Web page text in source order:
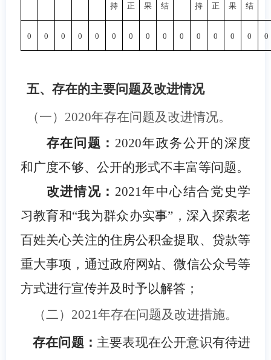
持 正 果 结 持 正 果 结
0 0 0 0 0 0 0 0 0 0 0 0 0 0 0
五、存在的主要问题及改进情况
（一）2020年存在问题及改进情况。
存在问题： 2020年政务公开的深度
和广度不够、公开的形式不丰富等问题。
改进情况： 2021年中心结合党史学
习教育和“我为群众办实事”，深入探索老
百姓关心关注的住房公积金提取、贷款等
重大事项，通过政府网站、微信公众号等
方式进行宣传并及时予以解答；
（二）2021年存在问题及改进措施。
存在问题： 主要表现在公开意识有待进